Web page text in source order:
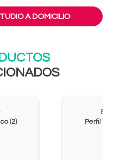
A DOMICILIO
(2) Perfil